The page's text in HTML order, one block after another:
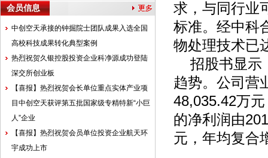
会员信息
中创空天承接的钟掘院士团队成果入选全国
高校科技成果转化典型案例
热烈祝贺久银控股投资企业科净源成功登陆
深交所创业板
【喜报】热烈祝贺会长单位重点实体产业项
目中创空天获评第五批国家级专精特新“小巨
人”企业
【喜报】热烈祝贺会员单位投资企业航天环
宇成功上市
求，与同行业
标准。经中科
物处理技术已
招股书显示
趋势。公司营
48,035.42万
的净利润由
元，年均复合